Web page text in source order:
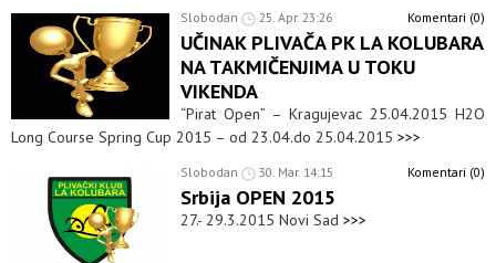
Slobodan 25. Apr. 23:26 Komentari (0)
UČINAK PLIVAČA PK LA KOLUBARA
NA TAKMIČENJIMA U TOKU
VIKENDA
“Pirat Open” – Kragujevac 25.04.2015 H2O
Long Course Spring Cup 2015 – od 23.04.do 25.04.2015 >>>
Slobodan 30. Mar. 14:15 Komentari (0)
Srbija OPEN 2015
27.- 29.3.2015 Novi Sad >>>